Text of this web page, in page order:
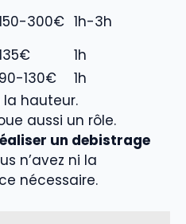
300€ 1h-3h
1h
90-130€
1h
la hauteur.
aussi un rôle.
un debistrage
n’avez ni la
nécessaire.